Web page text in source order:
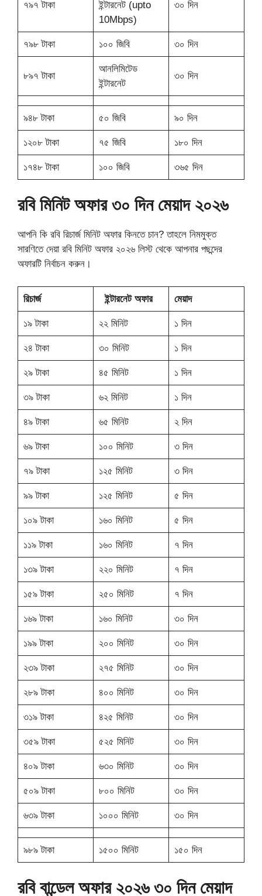
৭৯৭ টাকা
ইন্টারনেট (upto
10Mbps)
৩০ দিন
৭৯৮ টাকা ১০০ জিবি ৩০ দিন
৮৯৭ টাকা
আনলিমিটেড
ইন্টারনেট
৩০ দিন
৯৪৮ টাকা ৫০ জিবি ৯০ দিন
১২০৮ টাকা ৭৫ জিবি ১৮০ দিন
১৭৪৮ টাকা ১০০ জিবি ৩৬৫ দিন
রবি মিনিট অফার ৩০ দিন মেয়াদ ২০২৬
আপনি কি রবি রিচার্জ মিনিট অফার কিনতে চান? তাহলে নিমমুক্ত
সারণিতে দেয়া রবি মিনিট অফার ২০২৬ লিস্ট থেকে আপনার পছন্দের
অফারটি নির্বাচন করুন।
রিচার্জ ইন্টারনেট অফার মেয়াদ
১৯ টাকা ২২ মিনিট ১ দিন
২৪ টাকা ৩০ মিনিট ১ দিন
২৯ টাকা ৪৫ মিনিট ১ দিন
৩৯ টাকা ৬২ মিনিট ১ দিন
৪৯ টাকা ৬৫ মিনিট ২ দিন
৬৯ টাকা ১০০ মিনিট ৩ দিন
৭৯ টাকা ১২৫ মিনিট ৩ দিন
৯৯ টাকা ১২৫ মিনিট ৫ দিন
১০৯ টাকা ১৬০ মিনিট ৫ দিন
১১৯ টাকা ১৬০ মিনিট ৭ দিন
১৩৯ টাকা ২২০ মিনিট ৭ দিন
১৫৯ টাকা ২৫০ মিনিট ৭ দিন
১৬৯ টাকা ১৬০ মিনিট ৩০ দিন
১৯৯ টাকা ২০০ মিনিট ৩০ দিন
২৩৯ টাকা ২৭৫ মিনিট ৩০ দিন
২৮৯ টাকা ৪০০ মিনিট ৩০ দিন
৩১৯ টাকা ৪২৫ মিনিট ৩০ দিন
৩৫৯ টাকা ৫২৫ মিনিট ৩০ দিন
৪০৯ টাকা ৬৩০ মিনিট ৩০ দিন
৫০৯ টাকা ৮০০ মিনিট ৩০ দিন
৬৩৯ টাকা ১০০০ মিনিট ৩০ দিন
৯৮৯ টাকা ১৫০০ মিনিট ১৫০ দিন
রবি বান্ডেল অফার ২০২৬ ৩০ দিন মেয়াদ